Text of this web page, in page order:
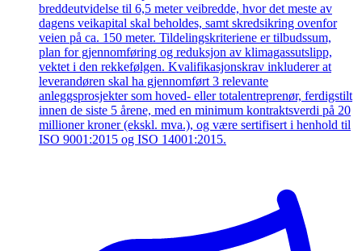
breddeutvidelse til 6,5 meter veibredde, hvor det meste av
dagens veikapital skal beholdes, samt skredsikring ovenfor
veien på ca. 150 meter. Tildelingskriteriene er tilbudssum,
plan for gjennomføring og reduksjon av klimagassutslipp,
vektet i den rekkefølgen. Kvalifikasjonskrav inkluderer at
leverandøren skal ha gjennomført 3 relevante
anleggsprosjekter som hoved- eller totalentreprenør, ferdigstilt
innen de siste 5 årene, med en minimum kontraktsverdi på 20
millioner kroner (ekskl. mva.), og være sertifisert i henhold til
ISO 9001:2015 og ISO 14001:2015.